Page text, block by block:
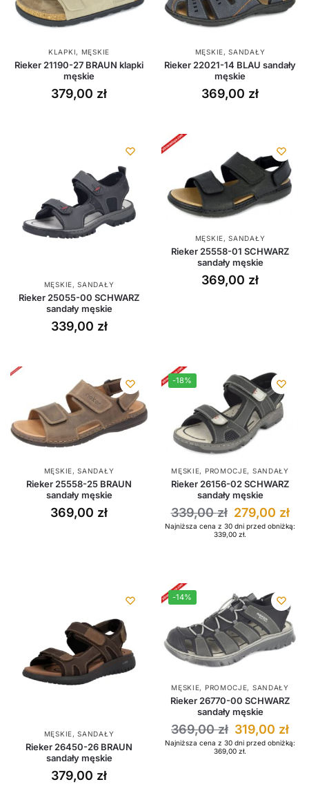
KLAPKI, MĘSKIE
Rieker 21190-27 BRAUN klapki
męskie
379,00 zł
MĘSKIE,SANDAŁY
Rieker 22021-14 BLAU sandały
męskie
369,00 zł
MĘSKIE,SANDAŁY
Rieker 25055-00 SCHWARZ
sandały męskie
339,00 zł
MĘSKIE,SANDAŁY
Rieker 25558-01 SCHWARZ
sandały męskie
369,00 zł
MĘSKIE,SANDAŁY
Rieker 25558-25 BRAUN
sandały męskie
369,00 zł
-18%
MĘSKIE, PROMOCJE, SANDAŁY
Rieker 26156-02 SCHWARZ
sandały męskie
339,00zł 279,00 zł
Najniższa cena z 30 dni przed obniżką:
339,00 zł.
MĘSKIE,SANDAŁY
Rieker 26450-26 BRAUN
sandały męskie
379,00 zł
-14%
MĘSKIE, PROMOCJE, SANDAŁY
Rieker 26770-00 SCHWARZ
sandały męskie
369,00zł 319,00 zł
Najniższa cena z 30 dni przed obniżką:
369,00 zł.